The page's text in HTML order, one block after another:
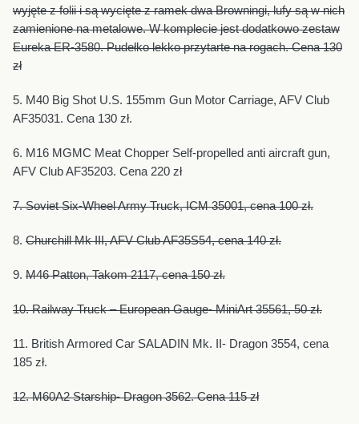
wyjęte z folii i są wycięte z ramek dwa Browningi, lufy są w nich
zamienione na metalowe. W komplecie jest dodatkowo zestaw
Eureka ER-3580. Pudełko lekko przytarte na rogach. Cena 130
zł
5. M40 Big Shot U.S. 155mm Gun Motor Carriage, AFV Club
AF35031. Cena 130 zł.
6. M16 MGMC Meat Chopper Self-propelled anti aircraft gun,
AFV Club AF35203. Cena 220 zł
7. Soviet Six-Wheel Army Truck, ICM 35001, cena 100 zł.
8. Churchill Mk III, AFV Club AF35S54, cena 140 zł.
9. M46 Patton, Takom 2117, cena 150 zł.
10. Railway Truck – European Gauge- MiniArt 35561, 50 zł.
11. British Armored Car SALADIN Mk. II- Dragon 3554, cena
185 zł.
12. M60A2 Starship- Dragon 3562. Cena 115 zł